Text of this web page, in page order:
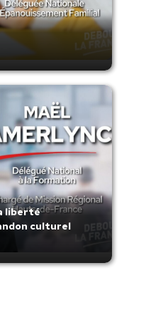
liberté
culturel